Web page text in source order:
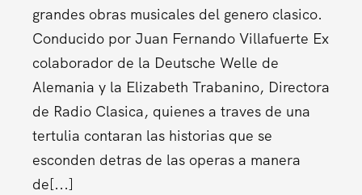
grandes obras musicales del genero clasico.
Conducido por Juan Fernando Villafuerte Ex
colaborador de la Deutsche Welle de
Alemania y la Elizabeth Trabanino, Directora
de Radio Clasica, quienes a traves de una
tertulia contaran las historias que se
esconden detras de las operas a manera
de[...]